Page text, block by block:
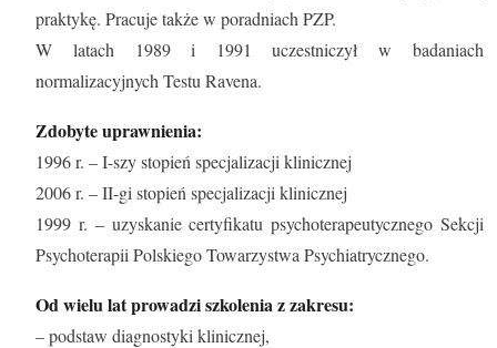
praktykę. Pracuje także w poradniach PZP.
W latach 1989 i 1991 uczestniczył w badaniach
normalizacyjnych Testu Ravena.
Zdobyte uprawnienia:
1996 r. – I-szy stopień specjalizacji klinicznej
2006 r. – II-gi stopień specjalizacji klinicznej
1999 r. – uzyskanie certyfikatu psychoterapeutycznego Sekcji
Psychoterapii Polskiego Towarzystwa Psychiatrycznego.
Od wielu lat prowadzi szkolenia z zakresu:
– podstaw diagnostyki klinicznej,